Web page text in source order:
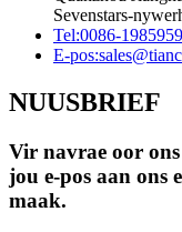
Sevenstars-
Tel:0086-
E-pos:
NUUSBRIEF
Vir navrae oor
jou e-pos aan ons
maak.